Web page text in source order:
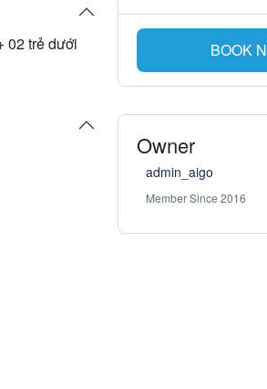
02 trẻ dưới
BOOK
Owner
admin_aigo
Member Since 2016